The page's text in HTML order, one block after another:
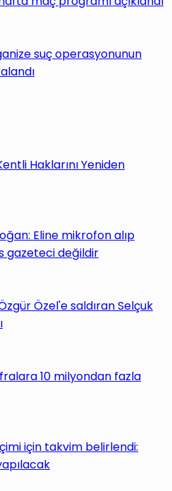
suç operasyonunun
Haklarını Yeniden
Eline mikrofon alıp
gazeteci değildir
Özel'e saldıran Selçuk
10 milyondan fazla
için takvim belirlendi: